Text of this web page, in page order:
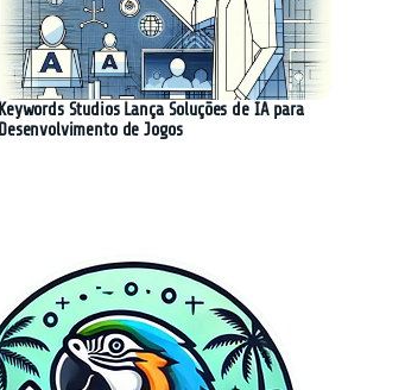
Keywords Studios Lança Soluções de IA para
Desenvolvimento de Jogos